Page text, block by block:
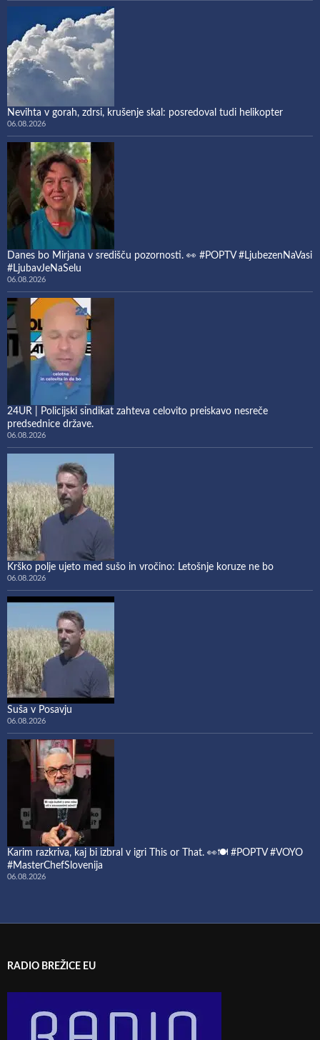
Nevihta v gorah, zdrsi, krušenje skal: posredoval tudi helikopter
06.08.2026
Danes bo Mirjana v središču pozornosti. 👀 #POPTV #LjubezenNaVasi
#LjubavJeNaSelu
06.08.2026
24UR | Policijski sindikat zahteva celovito preiskavo nesreče
predsednice države.
06.08.2026
Krško polje ujeto med sušo in vročino: Letošnje koruze ne bo
06.08.2026
Suša v Posavju
06.08.2026
Karim razkriva, kaj bi izbral v igri This or That. 👀🍽️ #POPTV #VOYO
#MasterChefSlovenija
06.08.2026
RADIO BREŽICE EU